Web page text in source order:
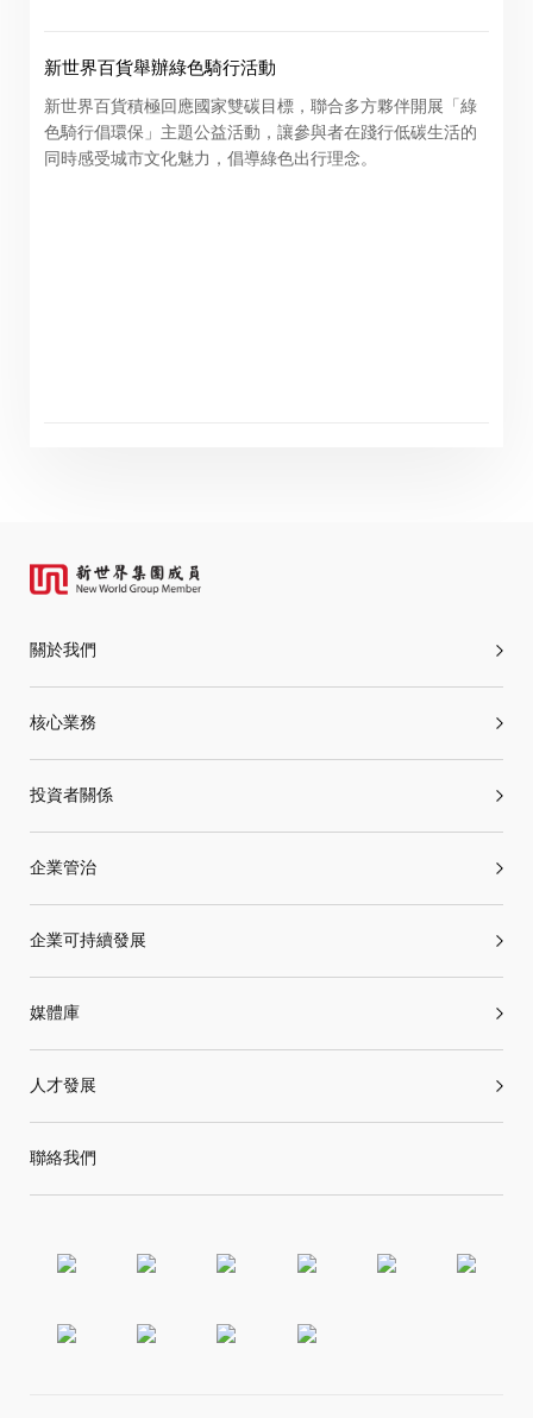
新世界百貨舉辦綠色騎行活動
新世界百貨積極回應國家雙碳目標，聯合多方夥伴開展「綠
色騎行倡環保」主題公益活動，讓參與者在踐行低碳生活的
同時感受城市文化魅力，倡導綠色出行理念。
關於我們
核心業務
投資者關係
企業管治
企業可持續發展
媒體庫
人才發展
聯絡我們
確性或及時性。
閣下按「進入」按鈕，即同意及明白本公司概不對以下網